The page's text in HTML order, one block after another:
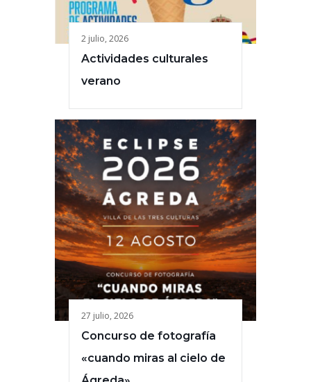
2 julio, 2026
Actividades culturales
verano
27 julio, 2026
Concurso de fotografía
«cuando miras al cielo de